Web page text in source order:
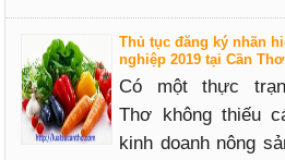
Thủ tục đăng ký nhãn
nghiệp 2019 tại Cần Thơ
Có một thực
Thơ không thiếu
kinh doanh nông